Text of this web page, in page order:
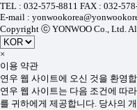
TEL : 032-575-8811 FAX : 032-
E-mail :
Copyright ⓒ YONWOO Co., Ltd.
×
이용 약관
연우 웹 사이트에 오신 것을 환영
연우 웹 사이트는 다음 조건에 따
를 귀하에게 제공합니다. 당사의